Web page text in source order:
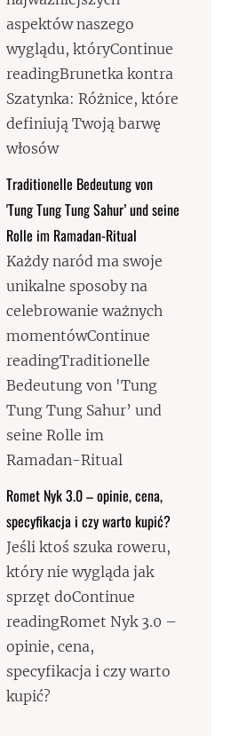
aspektów naszego
wyglądu, któryContinue
readingBrunetka kontra
Szatynka: Różnice, które
definiują Twoją barwę
włosów
Traditionelle Bedeutung von
'Tung Tung Tung Sahur’ und seine
Rolle im Ramadan-Ritual
Każdy naród ma swoje
unikalne sposoby na
celebrowanie ważnych
momentówContinue
readingTraditionelle
Bedeutung von 'Tung
Tung Tung Sahur’ und
seine Rolle im
Ramadan-Ritual
Romet Nyk 3.0 – opinie, cena,
specyfikacja i czy warto kupić?
Jeśli ktoś szuka roweru,
który nie wygląda jak
sprzęt doContinue
readingRomet Nyk 3.0 –
opinie, cena,
specyfikacja i czy warto
kupić?